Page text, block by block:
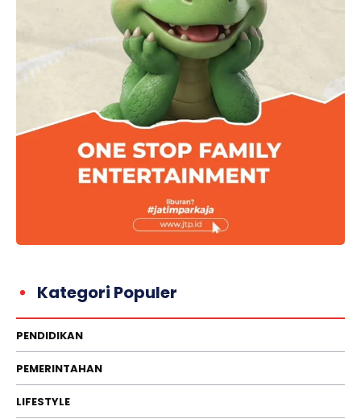
Kategori Populer
PENDIDIKAN
PEMERINTAHAN
LIFESTYLE